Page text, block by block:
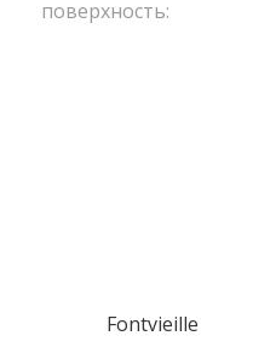
поверхность:
Fontvieille